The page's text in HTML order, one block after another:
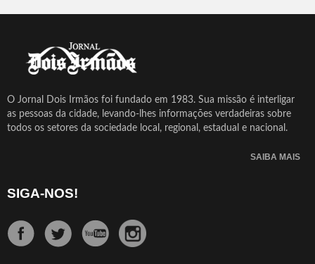
O Jornal Dois Irmãos foi fundado em 1983. Sua missão é interligar
as pessoas da cidade, levando-lhes informações verdadeiras sobre
todos os setores da sociedade local, regional, estadual e nacional.
SAIBA MAIS
SIGA-NOS!